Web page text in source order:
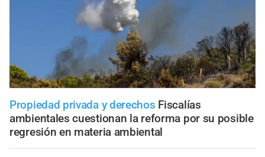
Propiedad privada y derechos Fiscalías
ambientales cuestionan la reforma por su posible
regresión en materia ambiental